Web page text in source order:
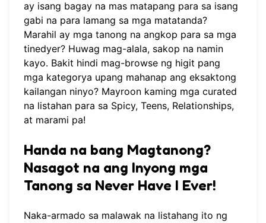
ay isang bagay na mas matapang para sa isang
gabi na para lamang sa mga matatanda?
Marahil ay mga tanong na angkop para sa mga
tinedyer? Huwag mag-alala, sakop na namin
kayo. Bakit hindi mag-browse ng higit pang
mga kategorya upang mahanap ang eksaktong
kailangan ninyo? Mayroon kaming mga curated
na listahan para sa Spicy, Teens, Relationships,
at marami pa!
Handa na bang Magtanong?
Nasagot na ang Inyong mga
Tanong sa Never Have I Ever!
Naka-armado sa malawak na listahang ito ng